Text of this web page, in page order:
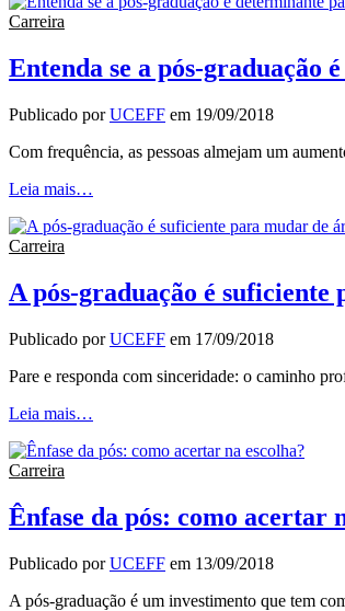
Carreira
Entenda se a pós-graduação
Publicado porUCEFF em 19/09/2018
Com frequência, as pessoas almejam um
Leia mais…
Carreira
A pós-graduação é suficiente
Publicado porUCEFF em 17/09/2018
Pare e responda com sinceridade: o caminho
Leia mais…
Carreira
Ênfase da pós: como acertar
Publicado porUCEFF em 13/09/2018
A pós-graduação é um investimento que tem